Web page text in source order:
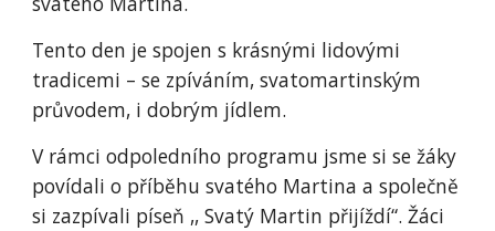
Tento den je spojen s krásnými lidovými
tradicemi – se zpíváním, svatomartinským
průvodem, i dobrým jídlem.
V rámci odpoledního programu jsme si se žáky
povídali o příběhu svatého Martina a společně
si zazpívali píseň ,, Svatý Martin přijíždí“. Žáci